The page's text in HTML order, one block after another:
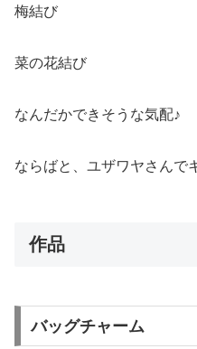
梅結び
菜の花結び
なんだかできそうな気配♪
ならばと、ユザワヤさんで
作品
バッグチャーム